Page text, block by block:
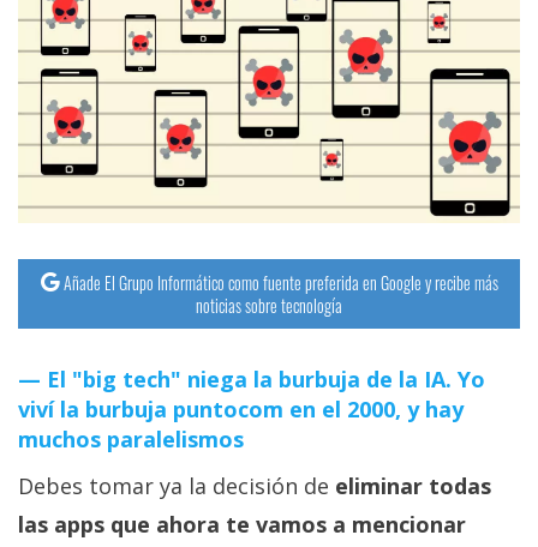
Plataformas
streaming
Operadores
Trucos
y
Tutoriales
Sistemas
operativos
Profesional
Añade El Grupo Informático como fuente preferida en Google y recibe más
noticias sobre tecnología
El "big tech" niega la burbuja de la IA. Yo
viví la burbuja puntocom en el 2000, y hay
muchos paralelismos
Debes tomar ya la decisión de eliminar todas
las apps que ahora te vamos a mencionar